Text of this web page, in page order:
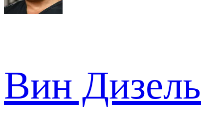
Вин Дизель